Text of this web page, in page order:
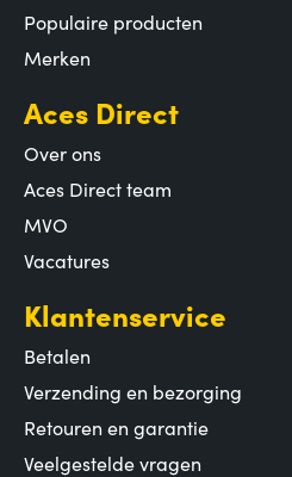
Populaire producten
Merken
Aces Direct
Over ons
Aces Direct team
MVO
Vacatures
Klantenservice
Betalen
Verzending en bezorging
Retouren en garantie
Veelgestelde vragen